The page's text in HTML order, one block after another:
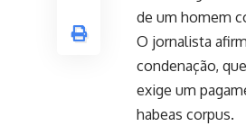
de um homem
O jornalista
condenação,
exige um
habeas corpus.